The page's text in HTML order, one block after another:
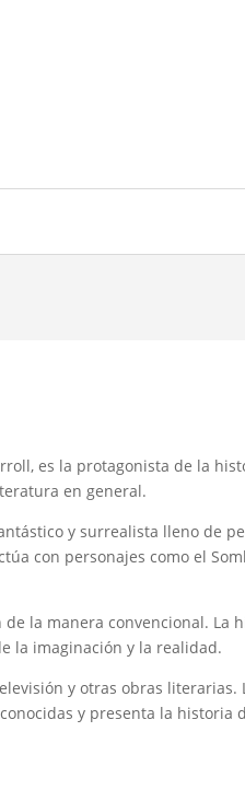
es la protagonista de la
en general.
y surrealista lleno de
con personajes como el
la manera convencional. La
la imaginación y la realidad.
y otras obras literarias.
y presenta la historia